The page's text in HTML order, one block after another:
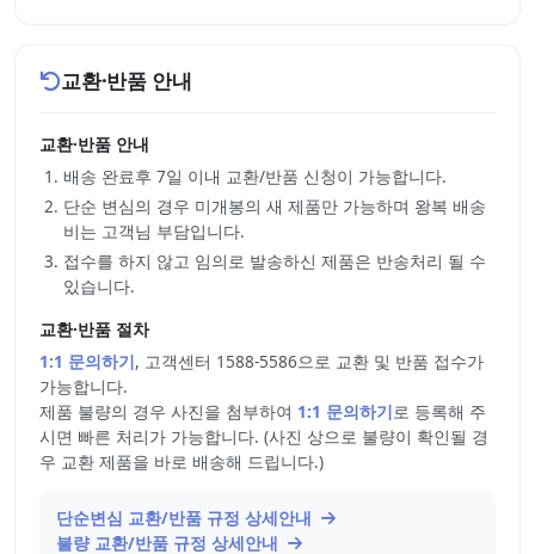
교환·반품 안내
교환·반품 안내
배송 완료후 7일 이내 교환/반품 신청이 가능합니다.
단순 변심의 경우 미개봉의 새 제품만 가능하며 왕복 배송
비는 고객님 부담입니다.
접수를 하지 않고 임의로 발송하신 제품은 반송처리 될 수
있습니다.
교환·반품 절차
1:1 문의하기, 고객센터 1588-5586으로 교환 및 반품 접수가
가능합니다.
제품 불량의 경우 사진을 첨부하여 1:1 문의하기로 등록해 주
시면 빠른 처리가 가능합니다. (사진 상으로 불량이 확인될 경
우 교환 제품을 바로 배송해 드립니다.)
단순변심 교환/반품 규정 상세안내
불량 교환/반품 규정 상세안내